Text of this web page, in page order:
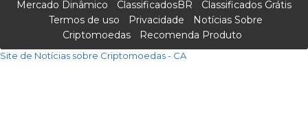
Mercado Dinâmico ClassificadosBR
Classificados Grátis
Termos de uso
Privacidade
Notícias Sobre
Criptomoedas
Recomenda Produto
Site de Notícias sobre Criptomoedas - CA